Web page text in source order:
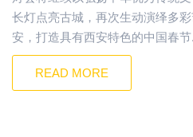
长灯点亮古城，再次生动演绎多
安，打造具有西安特色的中国春节
READ MORE